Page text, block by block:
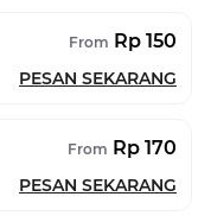
From Rp 150
PESAN SEKARANG
From Rp 170
PESAN SEKARANG